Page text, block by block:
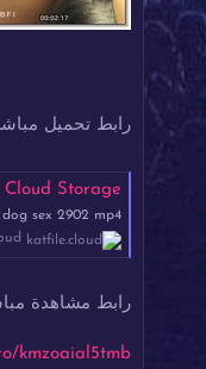
رابط تحميل
Storage
sex 2902 mp4
رابط مشاهدة
kmzoaial5tmb